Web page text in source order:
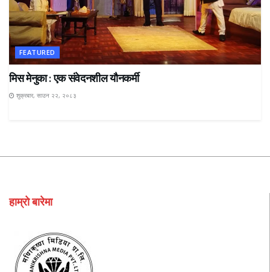
FEATURED
मिस मेनुका : एक संवेदनशील यौनकर्मी
शुक्रबार, साउन २२, २०८३
हाम्रो बारेमा